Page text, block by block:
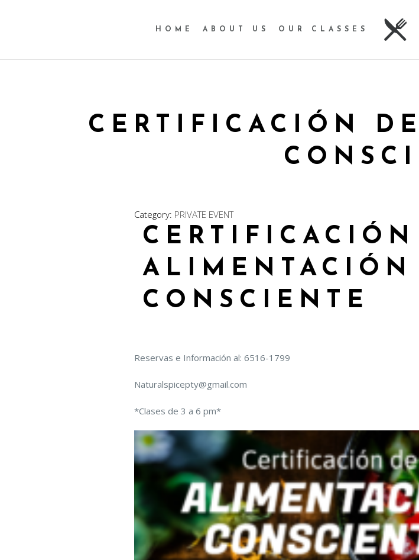
HOME ABOUT US OUR CLASSES
CERTIFICACIÓN
Category: PRIVATE EVENT
CERTIFICACIÓN
ALIMENTACIÓN
CONSCIENTE
Reservas e Información al: 6516-1799
Naturalspicepty@gmail.com
*Clases de 3 a 6 pm*